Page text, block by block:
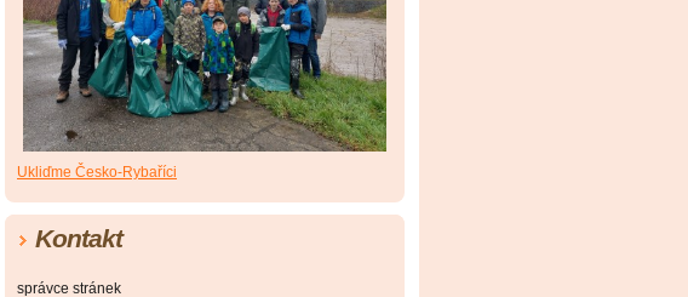
Ukliďme Česko-Rybaříci
Kontakt
správce stránek